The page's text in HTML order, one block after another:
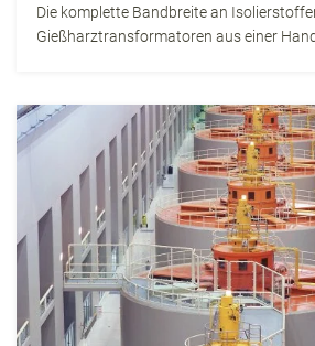
Die komplette Bandbreite an
Gießharztransformatoren aus einer Hand.